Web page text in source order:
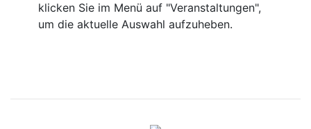
klicken Sie im Menü auf "Veranstaltungen",
um die aktuelle Auswahl aufzuheben.